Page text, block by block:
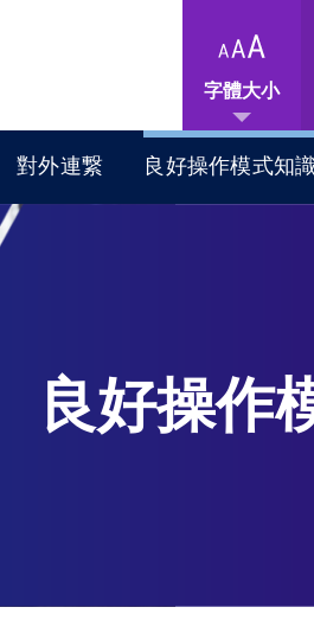
字體大小
對外連繋 良好操作模式知
良好操作